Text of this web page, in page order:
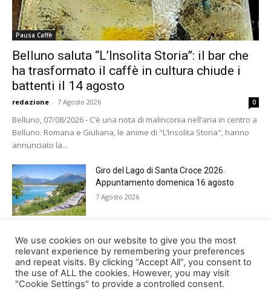
Pausa Caffè
Belluno saluta “L’Insolita Storia”: il bar che
ha trasformato il caffè in cultura chiude i
battenti il 14 agosto
redazione - 7 Agosto 2026 0
Belluno, 07/08/2026 - C’è una nota di malinconia nell’aria in centro a
Belluno. Romana e Giuliana, le anime di "L’Insolita Storia", hanno
annunciato la...
Giro del Lago di Santa Croce 2026.
Appuntamento domenica 16 agosto
7 Agosto 2026
Belluno rende omaggio ai cugini
Alessandro e Andrea Bristot
6 Agosto 2026
We use cookies on our website to give you the most
relevant experience by remembering your preferences
and repeat visits. By clicking “Accept All”, you consent to
the use of ALL the cookies. However, you may visit
"Cookie Settings" to provide a controlled consent.